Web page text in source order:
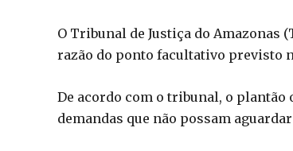
O Tribunal de Justiça do Amazonas
razão do ponto facultativo previsto
De acordo com o tribunal, o plantão
demandas que não possam